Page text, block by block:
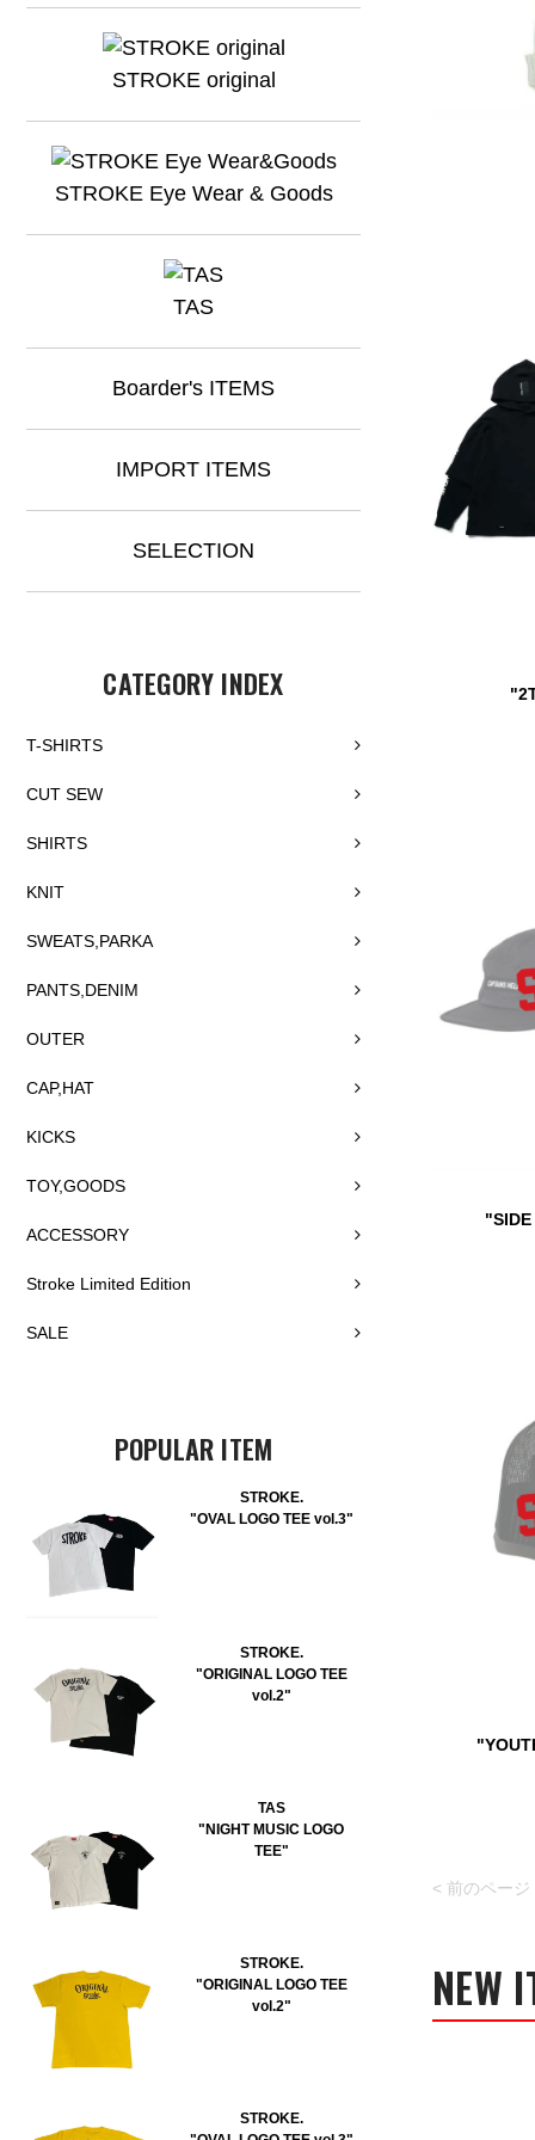
STROKE original
STROKE Eye Wear & Goods
TAS
Boarder's ITEMS
IMPORT ITEMS
SELECTION
CATEGORY INDEX
T-SHIRTS
CUT SEW
SHIRTS
KNIT
SWEATS,PARKA
PANTS,DENIM
OUTER
CAP,HAT
KICKS
TOY,GOODS
ACCESSORY
Stroke Limited Edition
SALE
POPULAR ITEM
STROKE.
"OVAL LOGO TEE vol.3"
STROKE.
"ORIGINAL LOGO TEE
vol.2"
TAS
"NIGHT MUSIC LOGO
TEE"
STROKE.
"ORIGINAL LOGO TEE
vol.2"
STROKE.
< 前のページ
NEW